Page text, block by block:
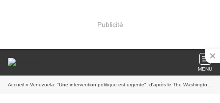
Publicité
MENU
Accueil » Venezuela: "Une intervention politique est urgente", d'après le The Washington Post